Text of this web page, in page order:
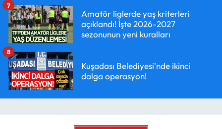
Amatör liglerde yaş kriterleri
açıklandı! İşte 2026-2027
sezonunun yeni kuralları
7
Kuşadası Belediyesi'nde ikinci
dalga operasyon!
8